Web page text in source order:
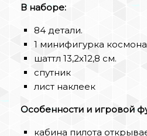
В наборе:
84 детали.
1 минифигурка
шаттл 13,2х12,8 см.
спутник
лист наклеек
Особенности и игровой
кабина пилота